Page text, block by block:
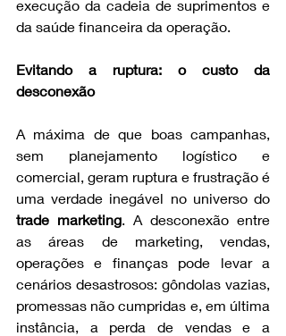
execução da cadeia de suprimentos e
da saúde financeira da operação.
Evitando a ruptura: o custo da
desconexão
A máxima de que boas campanhas,
sem planejamento logístico e
comercial, geram ruptura e frustração é
trade marketing . A desconexão entre
as áreas de marketing, vendas,
operações e finanças pode levar a
cenários desastrosos: gôndolas vazias,
promessas não cumpridas e, em última
instância, a perda de vendas e a